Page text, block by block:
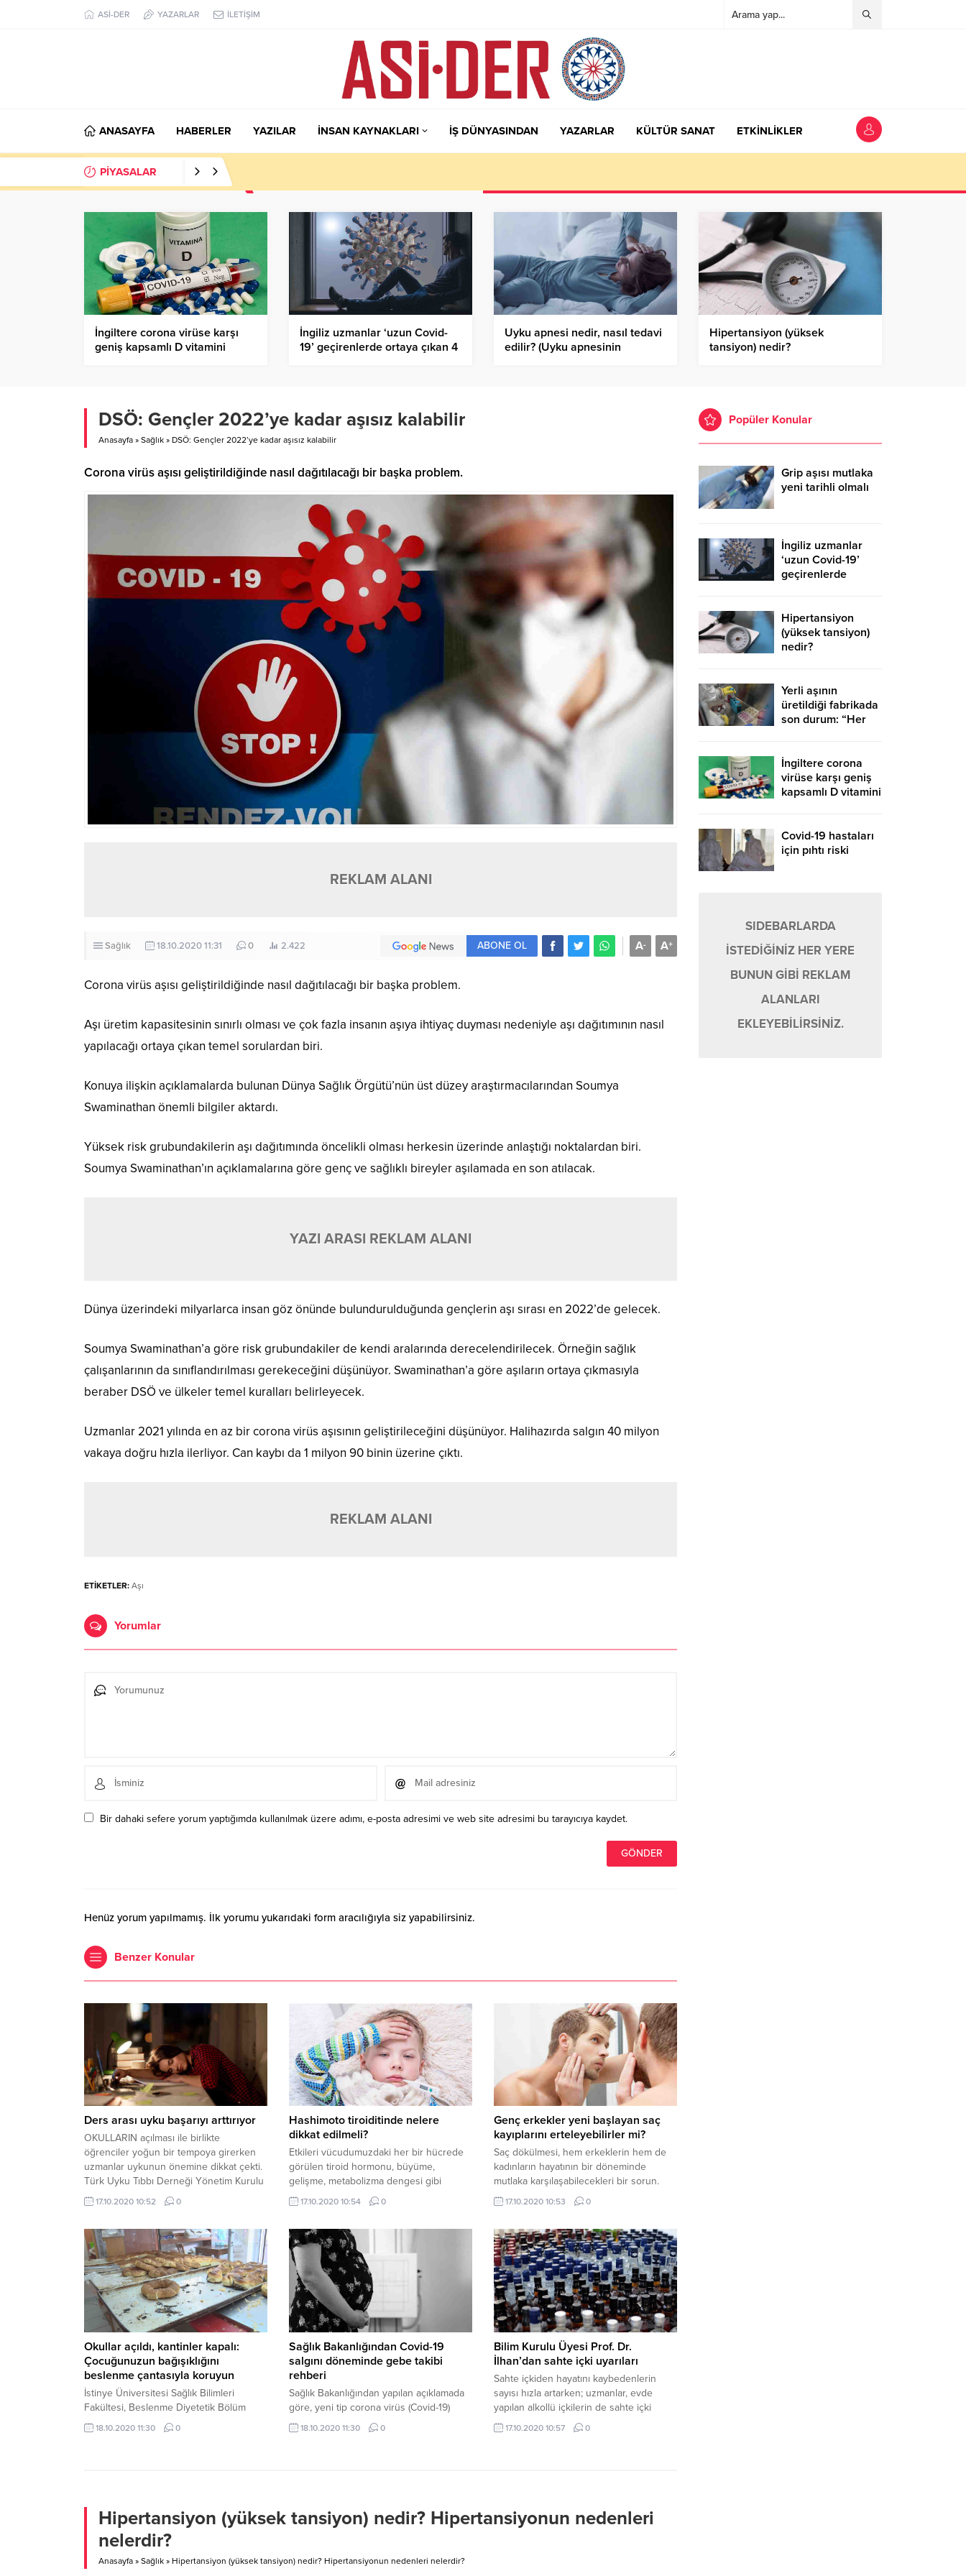
ASİ-DER YAZARLAR İLETİŞİM
ANASAYFA HABERLER YAZILAR İNSAN KAYNAKLARI İŞ DÜNYASINDAN YAZARLAR KÜLTÜR SANAT ETKİNLİKLER
PİYASALAR
İngiltere corona virüse karşı
geniş kapsamlı D vitamini
İngiliz uzmanlar ‘uzun Covid-
19’ geçirenlerde ortaya çıkan 4
Uyku apnesi nedir, nasıl tedavi
edilir? (Uyku apnesinin
Hipertansiyon (yüksek
tansiyon) nedir?
DSÖ: Gençler 2022’ye kadar aşısız kalabilir
Anasayfa » Sağlık » DSÖ: Gençler 2022’ye kadar aşısız kalabilir
Corona virüs aşısı geliştirildiğinde nasıl dağıtılacağı bir başka problem.
REKLAM ALANI
Sağlık 18.10.2020 11:31 0 2.422 A+
A-
ABONE OL
Corona virüs aşısı geliştirildiğinde nasıl dağıtılacağı bir başka problem.
Aşı üretim kapasitesinin sınırlı olması ve çok fazla insanın aşıya ihtiyaç duyması nedeniyle aşı dağıtımının nasıl
yapılacağı ortaya çıkan temel sorulardan biri.
Konuya ilişkin açıklamalarda bulunan Dünya Sağlık Örgütü’nün üst düzey araştırmacılarından Soumya
Swaminathan önemli bilgiler aktardı.
Yüksek risk grubundakilerin aşı dağıtımında öncelikli olması herkesin üzerinde anlaştığı noktalardan biri.
Soumya Swaminathan’ın açıklamalarına göre genç ve sağlıklı bireyler aşılamada en son atılacak.
YAZI ARASI REKLAM ALANI
Dünya üzerindeki milyarlarca insan göz önünde bulundurulduğunda gençlerin aşı sırası en 2022’de gelecek.
Soumya Swaminathan’a göre risk grubundakiler de kendi aralarında derecelendirilecek. Örneğin sağlık
çalışanlarının da sınıflandırılması gerekeceğini düşünüyor. Swaminathan’a göre aşıların ortaya çıkmasıyla
beraber DSÖ ve ülkeler temel kuralları belirleyecek.
Uzmanlar 2021 yılında en az bir corona virüs aşısının geliştirileceğini düşünüyor. Halihazırda salgın 40 milyon
vakaya doğru hızla ilerliyor. Can kaybı da 1 milyon 90 binin üzerine çıktı.
REKLAM ALANI
ETİKETLER: Aşı
Yorumlar
Bir dahaki sefere yorum yaptığımda kullanılmak üzere adımı, e-posta adresimi ve web site adresimi bu tarayıcıya kaydet.
Henüz yorum yapılmamış. İlk yorumu yukarıdaki form aracılığıyla siz yapabilirsiniz.
Benzer Konular
Ders arası uyku başarıyı arttırıyor
OKULLARIN açılması ile birlikte
öğrenciler yoğun bir tempoya girerken
uzmanlar uykunun önemine dikkat çekti.
Türk Uyku Tıbbı Derneği Yönetim Kurulu
Üyesi ve Nöroloji Uzmanı Prof. Dr. Hikmet
Yılmaz, ders çalışırken verilen arada
öğrendiğini söyledi. 2017 yılında yapılan
bir araştırmaya göre kötü uyuyanlar da
Alzheimer’e yakalanma...
17.10.2020 10:52 0
Hashimoto tiroiditinde nelere
dikkat edilmeli?
Etkileri vücudumuzdaki her bir hücrede
görülen tiroid hormonu, büyüme,
gelişme, metabolizma dengesi gibi
yaşamsal faaliyetler için olduğu kadar,
nörolojik ve psikolojik iyilik hali için de
çocuklarda hipotiroidin, hipertiroide göre
daha sık görüldüğünü söyleyen Çocuk
Sağlığı ve Hastalıkları& Çocuk Endokrin
Uzmanı Prof. Dr. Nesibe Andıran,...
17.10.2020 10:54 0
Genç erkekler yeni başlayan saç
kayıplarını erteleyebilirler mi?
Saç dökülmesi, hem erkeklerin hem de
kadınların hayatının bir döneminde
mutlaka karşılaşabilecekleri bir sorun.
Kadınlarda saç dökülmesinin sebepleri
çok çeşitlidir fakat erkeklerde
yatkınlığa bağlıdır. Genç erkeklerde
görülen saç kayıplarıyla ilgili sorularımızı
yanıtlayan Saç Bakım Uzmanı Serap
Öztürk Niya, genetik yatkınlığın ortadan
kaldırılamayacağını fakat basit birtakım
önlemlerle...
17.10.2020 10:53 0
Okullar açıldı, kantinler kapalı:
Çocuğunuzun bağışıklığını
beslenme çantasıyla koruyun
İstinye Üniversitesi Sağlık Bilimleri
Fakültesi, Beslenme Diyetetik Bölüm
Başkanı Prof. Dr. Funda Elmacıoğlu
okulların açılmasıyla çocukların bağışıklık
içerisinde yeterli ve dengeli beslenme
kurallarına uyarak beslendi. Çocuklar
sabah okulla gidiyorsa okula gitmeden
18.10.2020 11:30 0
Sağlık Bakanlığından Covid-19
salgını döneminde gebe takibi
rehberi
Sağlık Bakanlığından yapılan açıklamada
göre, yeni tip corona virüs (Covid-19)
salgını devam ederken Türkiye'de her ne
kadar vaka sayıları belirli bir düzeyde
18.10.2020 11:30 0
Bilim Kurulu Üyesi Prof. Dr.
İlhan’dan sahte içki uyarıları
Sahte içkiden hayatını kaybedenlerin
sayısı hızla artarken; uzmanlar, evde
yapılan alkollü içkilerin de sahte içki
kadar tehlikeli olduğu uyarısında
bulunuyor. Sağlık Bakanlığı Toplum
17.10.2020 10:57 0
Hipertansiyon (yüksek tansiyon) nedir? Hipertansiyonun nedenleri
nelerdir?
Anasayfa » Sağlık » Hipertansiyon (yüksek tansiyon) nedir? Hipertansiyonun nedenleri nelerdir?
Popüler Konular
Grip aşısı mutlaka
yeni tarihli olmalı
İngiliz uzmanlar
‘uzun Covid-19’
geçirenlerde
çekti
Hipertansiyon
(yüksek tansiyon)
nedir?
Yerli aşının
üretildiği fabrikada
son durum: “Her
hazır”
İngiltere corona
virüse karşı geniş
kapsamlı D vitamini
Covid-19 hastaları
için pıhtı riski
SIDEBARLARDA
İSTEDİĞİNİZ HER YERE
BUNUN GİBİ REKLAM
ALANLARI
EKLEYEBİLİRSİNİZ.